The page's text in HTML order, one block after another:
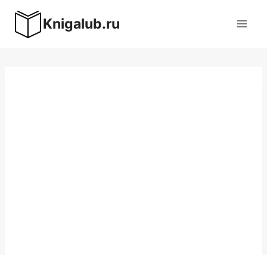
содержимому
Knigalub.ru